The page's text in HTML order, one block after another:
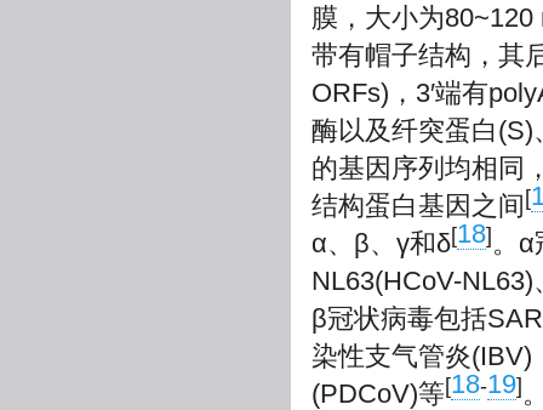
膜，大小为80~120
带有帽子结构，其
ORFs)，3′端有
酶以及纤突蛋白
的基因序列均相同
结构蛋白基因之间[
α、β、γ和δ[18]。α
NL63(HCoV-
β冠状病毒包括
染性支气管炎
(PDCoV)等[18-19]